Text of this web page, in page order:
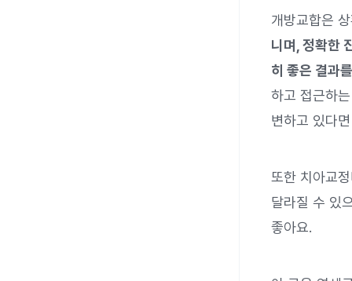
개방교합은
니며, 정확한
히 좋은 결과
하고 접근하
변하고 있다
또한 치아교
달라질 수 있
좋아요.